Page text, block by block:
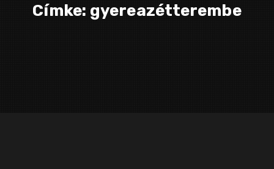
Címke: gyereazétterembe